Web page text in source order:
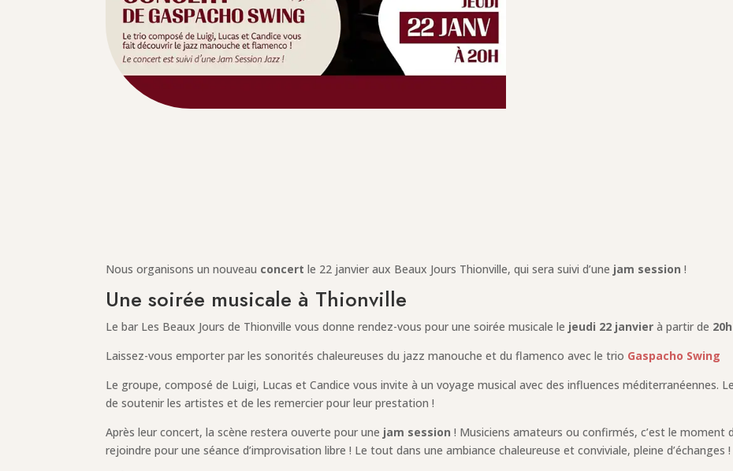
Nous organisons un nouveau concertle 22 janvier aux Beaux Jours Thionville, qui sera suivi d’une jam session !
Une soirée musicale à Thionville
Le bar Les Beaux Jours de Thionville vous donne rendez-vous pour une soirée musicale le jeudi 22 janvier à partir de 20h
Laissez-vous emporter par les sonorités chaleureuses du jazz manouche et du flamenco avec le trio Gaspacho Swing
Le groupe, composé de Luigi, Lucas et Candice vous invite à un voyage musical avec des influences méditerranéennes.
de soutenir les artistes et de les remercier pour leur prestation !
Après leur concert, la scène restera ouverte pour une jam session ! Musiciens amateurs ou confirmés, c’est le moment
rejoindre pour une séance d’improvisation libre ! Le tout dans une ambiance chaleureuse et conviviale, pleine d’échanges !